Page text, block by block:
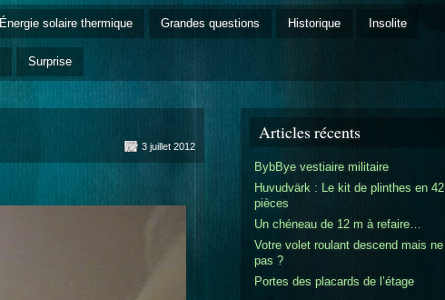
Énergie solaire thermique Grandes questions Historique Insolite
Surprise
3 juillet 2012
Articles récents
BybBye vestiaire militaire
Huvudvärk : Le kit de plinthes en
pièces
Un chéneau de 12 m à refaire…
Votre volet roulant descend mais
pas ?
Portes des placards de l’étage